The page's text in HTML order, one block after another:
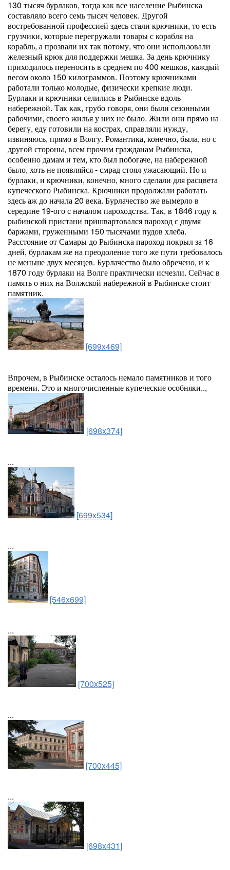
130 тысяч бурлаков, тогда как все население Рыбинска
составляло всего семь тысяч человек. Другой
востребованной профессией здесь стали крючники, то есть
грузчики, которые перегружали товары с корабля на
корабль, а прозвали их так потому, что они использовали
железный крюк для поддержки мешка. За день крючнику
приходилось переносить в среднем по 400 мешков, каждый
весом около 150 килограммов. Поэтому крючниками
работали только молодые, физически крепкие люди.
Бурлаки и крючники селились в Рыбинске вдоль
набережной. Так как, грубо говоря, они были сезонными
рабочими, своего жилья у них не было. Жили они прямо на
берегу, еду готовили на кострах, справляли нужду,
извиняюсь, прямо в Волгу. Романтика, конечно, была, но с
другой стороны, всем прочим гражданам Рыбинска,
особенно дамам и тем, кто был побогаче, на набережной
было, хоть не появляйся - смрад стоял ужасающий. Но и
бурлаки, и крючники, конечно, много сделали для расцвета
купеческого Рыбинска. Крючники продолжали работать
здесь аж до начала 20 века. Бурлачество же вымерло в
середине 19-ого с началом пароходства. Так, в 1846 году к
рыбинской пристани пришвартовался пароход с двумя
баржами, груженными 150 тысячами пудов хлеба.
Расстояние от Самары до Рыбинска пароход покрыл за 16
дней, бурлакам же на преодоление того же пути требовалось
не меньше двух месяцев. Бурлачество было обречено, и к
1870 году бурлаки на Волге практически исчезли. Сейчас в
память о них на Волжской набережной в Рыбинске стоит
памятник.
[699x469]
Впрочем, в Рыбинске осталось немало памятников и того
времени. Это и многочисленные купеческие особняки..,
[698x374]
...
[699x534]
...
[546x699]
...
[700x525]
...
[700x445]
...
[698x431]